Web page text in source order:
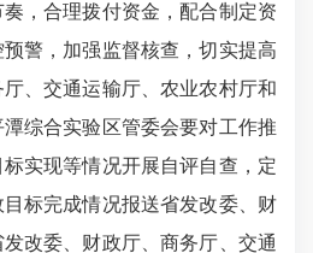
，合理拨付资金，配合制定资
警，加强监督核查，切实提高
、交通运输厅、农业农村厅和
综合实验区管委会要对工作推
实现等情况开展自评自查，定
标完成情况报送省发改委、财
改委、财政厅、商务厅、交通